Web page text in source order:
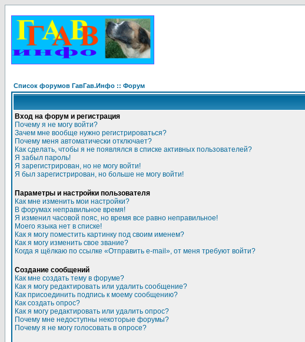
Список форумов ГавГав.Инфо :: Форум
Вход на форум и регистрация
Почему я не могу войти?
Зачем мне вообще нужно регистрироваться?
Почему меня автоматически отключает?
Как сделать, чтобы я не появлялся в списке активных пользователей?
Я забыл пароль!
Я зарегистрирован, но не могу войти!
Я был зарегистрирован, но больше не могу войти!
Параметры и настройки пользователя
Как мне изменить мои настройки?
В форумах неправильное время!
Я изменил часовой пояс, но время все равно неправильное!
Моего языка нет в списке!
Как я могу поместить картинку под своим именем?
Как я могу изменить свое звание?
Когда я щёлкаю по ссылке «Отправить e-mail», от меня требуют войти?
Создание сообщений
Как мне создать тему в форуме?
Как я могу редактировать или удалить сообщение?
Как присоединить подпись к моему сообщению?
Как создать опрос?
Как я могу редактировать или удалить опрос?
Почему мне недоступны некоторые форумы?
Почему я не могу голосовать в опросе?